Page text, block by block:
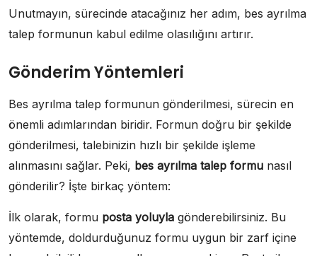
Unutmayın, sürecinde atacağınız her adım, bes ayrılma
talep formunun kabul edilme olasılığını artırır.
Gönderim Yöntemleri
Bes ayrılma talep formunun gönderilmesi, sürecin en
önemli adımlarından biridir. Formun doğru bir şekilde
gönderilmesi, talebinizin hızlı bir şekilde işleme
alınmasını sağlar. Peki, bes ayrılma talep formu nasıl
gönderilir? İşte birkaç yöntem:
İlk olarak, formu posta yoluyla gönderebilirsiniz. Bu
yöntemde, doldurduğunuz formu uygun bir zarf içine